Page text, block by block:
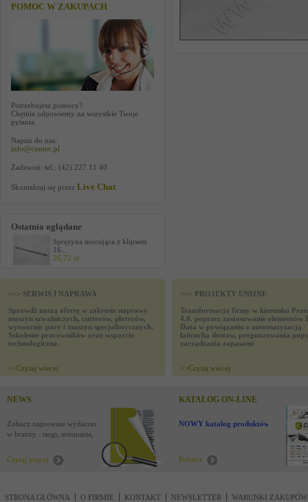
POMOC W ZAKUPACH
Potrzebujesz pomocy?
Chętnie odpowiemy na wszystkie Twoje
pytania.
Napisz do nas:
info@contec.pl
Zadzwoń: tel.: (42) 227 11 40
Skontaktuj się przez Live Chat
Ostatnio oglądane
Sprężyna mocująca z klipsem
16...
26,72 zł
>>> SERWIS I NAPRAWA
Sprawdź naszą ofertę w zakresie naprawy
maszyn szwalniczych, cutterów, ploterów,
wytwornic pary i maszyn specjalistycznych.
Szkolenie pracowników oraz wsparcie
technologiczne.
>>Czytaj wiecej
>>> PROJEKTY UNIJNE
Transformacja firmy w kierunku
4.0. poprzez zastosowanie elementów
Data w powiązaniu z automatyzacją
łańcucha dostaw, prognozowania
zarządzania zapasami
>>Czytaj wiecej
NEWS
Zobacz najnowsze wydarzenia
w branży : targi, seminaria,
Czytaj więcej
KATALOG ON-LINE
NOWY katalog produktów !
Pobierz
STRONA GŁÓWNA O FIRMIE KONTAKT NEWSLETTER WARUNKI ZAKUPÓW